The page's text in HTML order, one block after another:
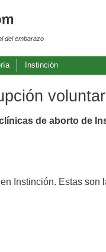
del embarazo
Instinción
de aborto de
Instinción. Estas son